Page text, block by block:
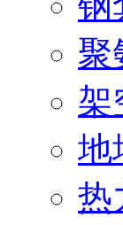
聚
架
地
热